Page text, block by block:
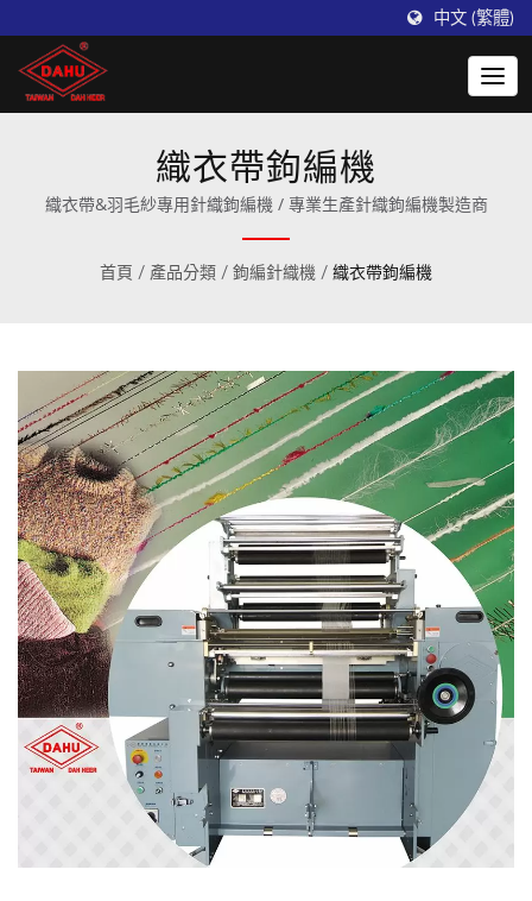
中文 (繁體)
織衣帶鉤編機
織衣帶&羽毛紗專用針織鉤編機 / 專業生產針織鉤編機製造商
首頁 / 產品分類 / 鉤編針織機 / 織衣帶鉤編機